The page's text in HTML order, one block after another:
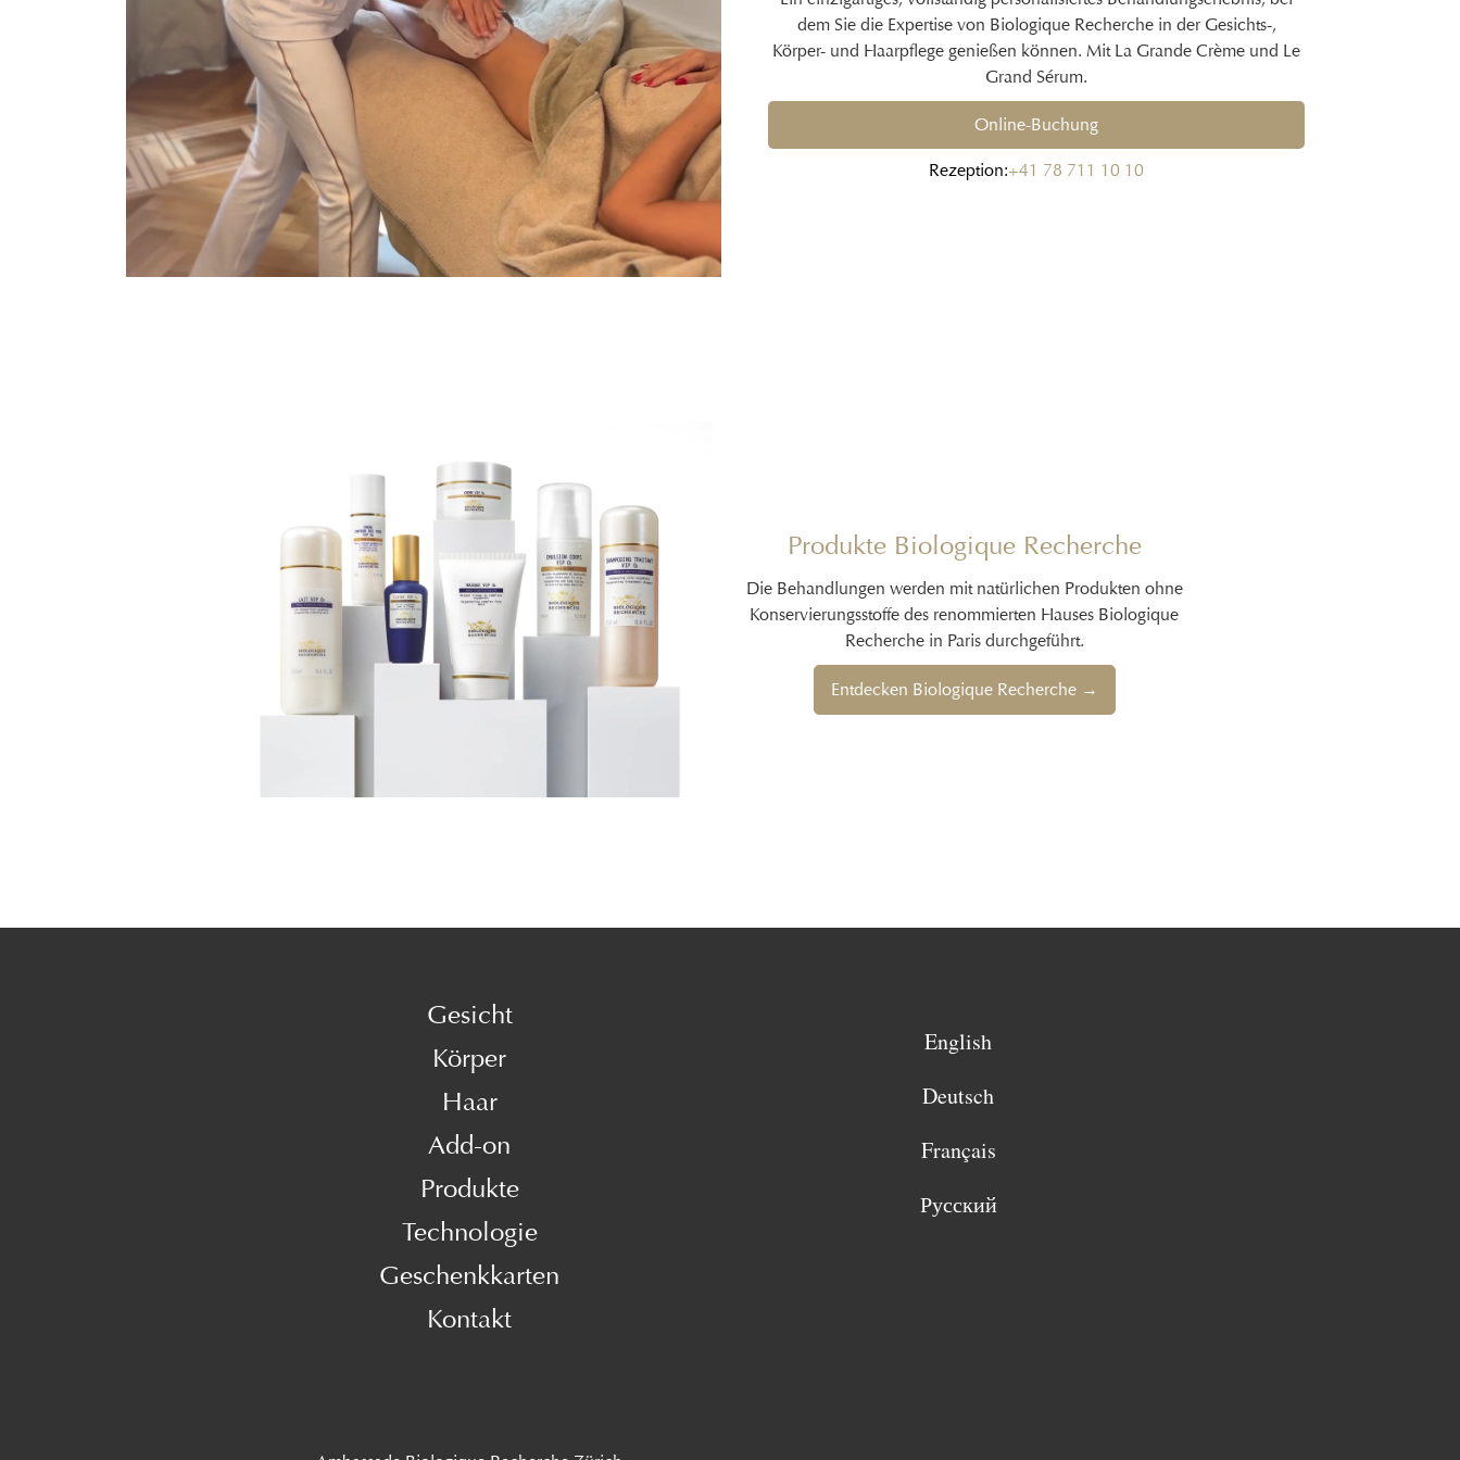
dem Sie die Expertise von Biologique Recherche in der Gesichts-,
Körper- und Haarpflege genießen können. Mit La Grande Crème und Le
Grand Sérum.
Online-Buchung
Rezeption:+41 78 711 10 10
Produkte Biologique Recherche
Die Behandlungen werden mit natürlichen Produkten ohne
Konservierungsstoffe des renommierten Hauses Biologique
Recherche in Paris durchgeführt.
Entdecken Biologique Recherche →
Gesicht
Körper
Haar
Add-on
Produkte
Technologie
Geschenkkarten
Kontakt
English
Deutsch
Français
Русский